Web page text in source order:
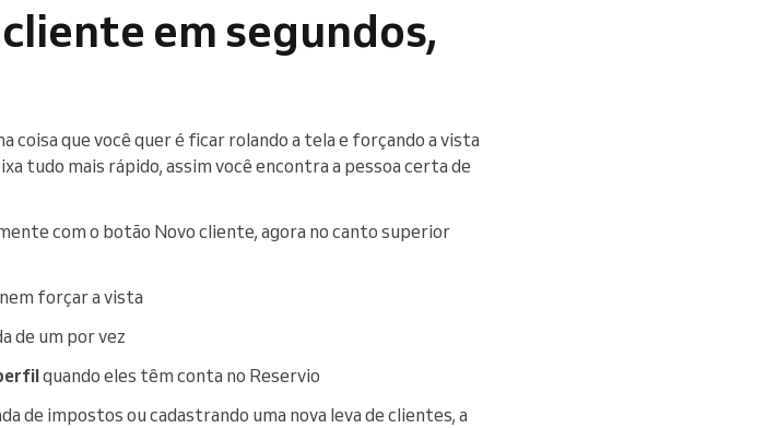
em segundos,
coisa que você quer é ficar rolando a tela e forçando a vista
tudo mais rápido, assim você encontra a pessoa certa de
com o botão Novo cliente, agora no canto superior
forçar a vista
de um por vez
quando eles têm conta no Reservio
de impostos ou cadastrando uma nova leva de clientes, a